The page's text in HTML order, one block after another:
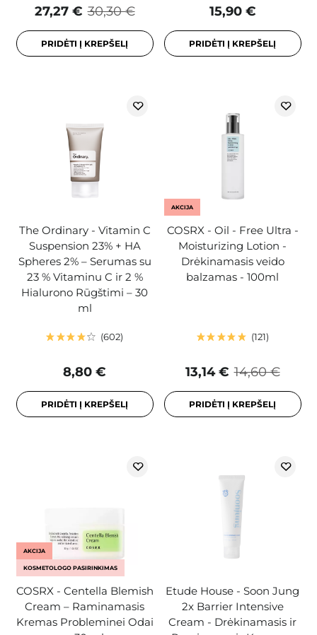
30,30 €
27,27 €
PRIDĖTI Į KREPŠELĮ
15,90 €
PRIDĖTI Į KREPŠELĮ
The Ordinary - Vitamin C
Suspension 23% + HA
Spheres 2% – Serumas su
23 % Vitaminu C ir 2 %
Hialurono Rūgštimi – 30
ml
602
8,80 €
PRIDĖTI Į KREPŠELĮ
AKCIJA
COSRX - Oil - Free Ultra -
Moisturizing Lotion -
Drėkinamasis veido
balzamas - 100ml
121
14,60 €
13,14 €
PRIDĖTI Į KREPŠELĮ
AKCIJA
KOSMETOLOGO PASIRINKIMAS
COSRX - Centella Blemish
Cream – Raminamasis
Kremas Probleminei Odai
Etude House - Soon Jung
2x Barrier Intensive
Cream - Drėkinamasis ir